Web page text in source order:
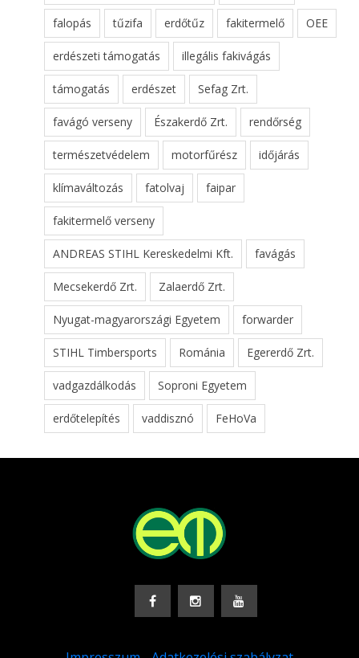
falopás tűzifa erdőtűz fakitermelő OEE
erdészeti támogatás illegális fakivágás
támogatás erdészet Sefag Zrt.
favágó verseny Északerdő Zrt. rendőrség
természetvédelem motorfűrész időjárás
klímaváltozás fatolvaj faipar
fakitermelő verseny
ANDREAS STIHL Kereskedelmi Kft. favágás
Mecsekerdő Zrt. Zalaerdő Zrt.
Nyugat-magyarországi Egyetem forwarder
STIHL Timbersports Románia Egererdő Zrt.
vadgazdálkodás Soproni Egyetem
erdőtelepítés vaddisznó FeHoVa